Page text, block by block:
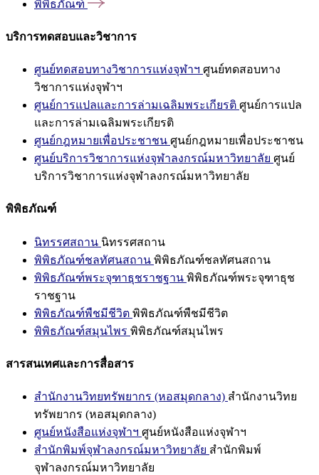
พิพิธภัณฑ์
บริการทดสอบและวิชาการ
ศูนย์ทดสอบทางวิชาการแห่งจุฬาฯ ศูนย์ทดสอบทาง
วิชาการแห่งจุฬาฯ
ศูนย์การแปลและการล่ามเฉลิมพระเกียรติ ศูนย์การแปล
และการล่ามเฉลิมพระเกียรติ
ศูนย์กฎหมายเพื่อประชาชน ศูนย์กฎหมายเพื่อประชาชน
ศูนย์บริการวิชาการแห่งจุฬาลงกรณ์มหาวิทยาลัย ศูนย์
บริการวิชาการแห่งจุฬาลงกรณ์มหาวิทยาลัย
พิพิธภัณฑ์
นิทรรศสถาน นิทรรศสถาน
พิพิธภัณฑ์ชลทัศนสถาน พิพิธภัณฑ์ชลทัศนสถาน
พิพิธภัณฑ์พระจุฑาธุชราชฐาน พิพิธภัณฑ์พระจุฑาธุช
ราชฐาน
พิพิธภัณฑ์พืชมีชีวิต พิพิธภัณฑ์พืชมีชีวิต
พิพิธภัณฑ์สมุนไพร พิพิธภัณฑ์สมุนไพร
สารสนเทศและการสื่อสาร
สำนักงานวิทยทรัพยากร (หอสมุดกลาง) สำนักงานวิทย
ทรัพยากร (หอสมุดกลาง)
ศูนย์หนังสือแห่งจุฬาฯ ศูนย์หนังสือแห่งจุฬาฯ
สำนักพิมพ์จุฬาลงกรณ์มหาวิทยาลัย สำนักพิมพ์
จุฬาลงกรณ์มหาวิทยาลัย